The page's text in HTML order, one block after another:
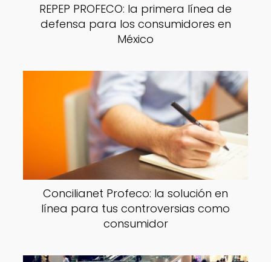
REPEP PROFECO: la primera línea de
defensa para los consumidores en
México
Concilianet Profeco: la solución en
línea para tus controversias como
consumidor